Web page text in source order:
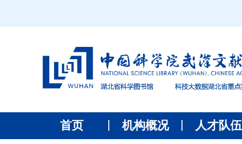
首页 机构概况 人才队伍